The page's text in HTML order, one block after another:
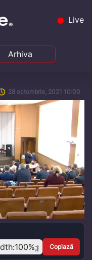
Live
Arhiva
28 octombrie, 2021 10:00
Copiază